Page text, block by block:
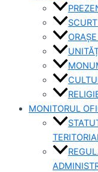
MONITORUL